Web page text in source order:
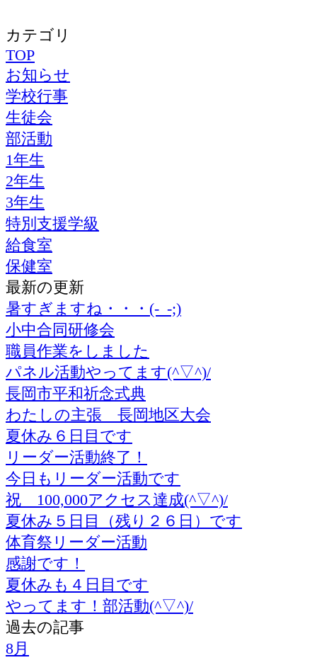
カテゴリ
TOP
お知らせ
学校行事
生徒会
部活動
1年生
2年生
3年生
特別支援学級
給食室
保健室
最新の更新
暑すぎますね・・・(-_-;)
小中合同研修会
職員作業をしました
パネル活動やってます(^▽^)/
長岡市平和祈念式典
わたしの主張 長岡地区大会
夏休み６日目です
リーダー活動終了！
今日もリーダー活動です
祝 100,000アクセス達成(^▽^)/
夏休み５日目（残り２６日）です
体育祭リーダー活動
感謝です！
夏休みも４日目です
やってます！部活動(^▽^)/
過去の記事
8月